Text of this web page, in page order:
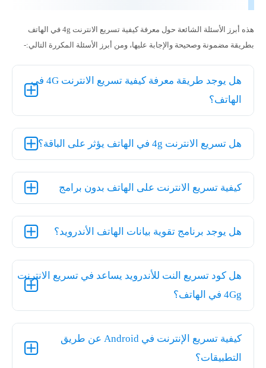
هذه أبرز الأسئلة الشائعة حول معرفة كيفية تسريع الانترنت 4g في الهاتف
بطريقة مضمونة وصحيحة والإجابة عليها، ومن أبرز الأسئلة المكررة التالي:-
هل يوجد طريقة معرفة كيفية تسريع الانترنت 4G في
الهاتف؟
هل تسريع الانترنت 4g في الهاتف يؤثر على الباقة؟
كيفية تسريع الانترنت على الهاتف بدون برامج
هل يوجد برنامج تقوية بيانات الهاتف الأندرويد؟
هل كود تسريع النت للأندرويد يساعد في تسريع الانترنت
4Gg في الهاتف؟
كيفية تسريع الإنترنت في Android عن طريق
التطبيقات؟